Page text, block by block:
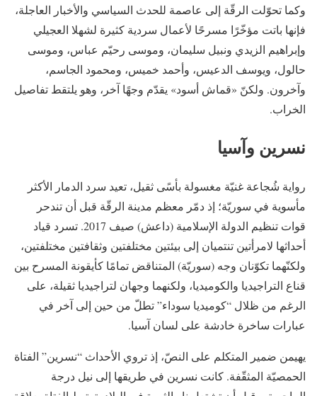
وكما تحوّلت الرقّة إلى عاصمة للحدث السياسي والأخبار العاجلة،
فإنها باتت مؤخّرًا مسرحًا لأعمال سردية كثيرة لشهلا العجيلي
وإبراهيم الزيدي ونبيل سليمان، وموسى رحيّم عباس، وموسى
حالول، ويوسف الدعيس، وأحمد خميس، ومحمود الجاسم،
وآخرون. ولكنّ «قماش أسود» يقدّم وجهًا آخر، وهو يلتقط تفاصيل
الخراب.
نسرين وآسيا
رواية شُجاعة غنيّة مغسولة بأسًى ثقيل، تعيد سرد الدمار الأكثر
مأسوية في سوريّة؛ إذ دمّر معظم مدينة الرقّة قبل أن تندحر
قوات تنظيم الدولة الإسلامية (داعش) صيف 2017. تسرد قياد
أحداثها لامرأتين تنتميان إلى بيئتين مختلفتين وثقافتين مختلفتين،
ولكنّهما تكوّنان وجه (سوريّة) المتناقض تمامًا كأيقونة المسرح بين
قناع التراجيديا والكوميديا، ولكنهما وجهان لتراجيديا ثقيلة، على
الرغم من ظلال “كوميديا سوداء” تطلّ من حين إلى آخر في
عبارات ساخرة خادشة على لسان آسيا.
يهيمن ضمير المتكلم على النصّ، إذ تروي الأحداث “نسرين” الفتاة
الحمصيّة المثقّفة. كانت نسرين في طريقها إلى نيل درجة